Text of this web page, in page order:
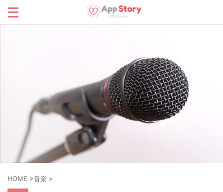
HOME >音楽 >